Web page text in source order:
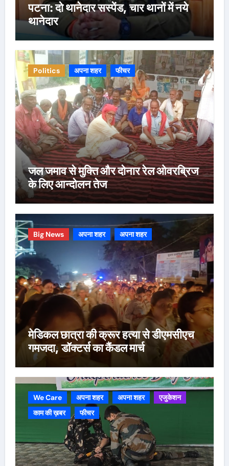
पटना: दो थानेदार सस्पेंड, चार थानों में नये
थानेदार
Politics अपना शहर फीचर
जल जमाव से मुक्ति और दोनार रेल ओवरब्रिज
के लिए आन्दोलन तेज
Big News अपना शहर अपना शहर
मेडिकल छात्रा की क्रूर हत्या से डीएमसीएच
गमजदा, डॉक्टर्स का कैंडल मार्च
We Care अपना शहर अपना शहर
एजुकेशन
काम की ख़बर
फीचर